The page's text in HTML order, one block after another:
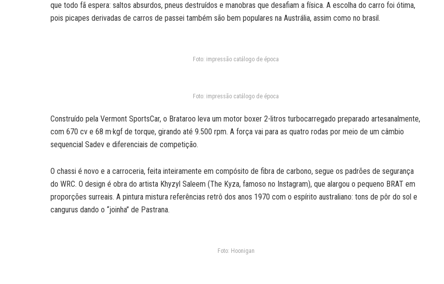
que todo fã espera: saltos absurdos, pneus destruídos e manobras que desafiam a física. A escolha do carro foi ótima,
pois picapes derivadas de carros de passei também são bem populares na Austrália, assim como no brasil.
Foto: impressão catálogo de época
Foto: impressão catálogo de época
Construído pela Vermont SportsCar, o Brataroo leva um motor boxer 2-litros turbocarregado preparado artesanalmente,
com 670 cv e 68 m·kgf de torque, girando até 9.500 rpm. A força vai para as quatro rodas por meio de um câmbio
sequencial Sadev e diferenciais de competição.
O chassi é novo e a carroceria, feita inteiramente em compósito de fibra de carbono, segue os padrões de segurança
do WRC. O design é obra do artista Khyzyl Saleem (The Kyza, famoso no Instagram), que alargou o pequeno BRAT em
proporções surreais. A pintura mistura referências retrô dos anos 1970 com o espírito australiano: tons de pôr do sol e
cangurus dando o “joinha” de Pastrana.
Foto: Hoonigan